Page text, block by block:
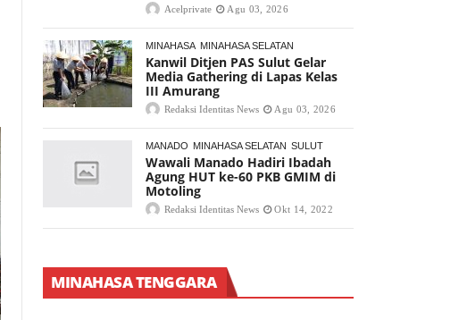
Acelprivate Agu 03, 2026
MINAHASA MINAHASA SELATAN
Kanwil Ditjen PAS Sulut Gelar
Media Gathering di Lapas Kelas
III Amurang
Redaksi Identitas News Agu 03, 2026
MANADO MINAHASA SELATAN SULUT
Wawali Manado Hadiri Ibadah
Agung HUT ke-60 PKB GMIM di
Motoling
Redaksi Identitas News Okt 14, 2022
MINAHASA TENGGARA